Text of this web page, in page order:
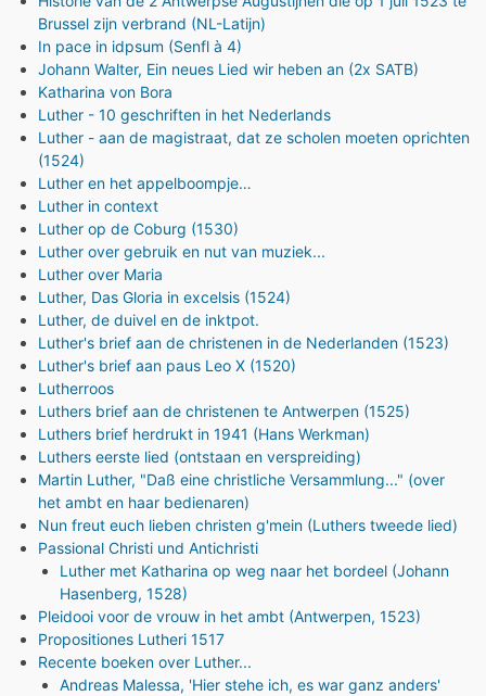
Brussel zijn verbrand (NL-Latijn)
In pace in idpsum (Senfl à 4)
Johann Walter, Ein neues Lied wir heben an (2x SATB)
Katharina von Bora
Luther - 10 geschriften in het Nederlands
Luther - aan de magistraat, dat ze scholen moeten oprichten
(1524)
Luther en het appelboompje…
Luther in context
Luther op de Coburg (1530)
Luther over gebruik en nut van muziek...
Luther over Maria
Luther, Das Gloria in excelsis (1524)
Luther, de duivel en de inktpot.
Luther's brief aan de christenen in de Nederlanden (1523)
Luther's brief aan paus Leo X (1520)
Lutherroos
Luthers brief aan de christenen te Antwerpen (1525)
Luthers brief herdrukt in 1941 (Hans Werkman)
Luthers eerste lied (ontstaan en verspreiding)
Martin Luther, "Daß eine christliche Versammlung..." (over
het ambt en haar bedienaren)
Nun freut euch lieben christen g'mein (Luthers tweede lied)
Passional Christi und Antichristi
Luther met Katharina op weg naar het bordeel (Johann
Hasenberg, 1528)
Pleidooi voor de vrouw in het ambt (Antwerpen, 1523)
Propositiones Lutheri 1517
Recente boeken over Luther...
Andreas Malessa, 'Hier stehe ich, es war ganz anders'